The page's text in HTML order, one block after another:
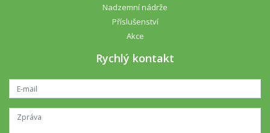
Nadzemní nádrže
Příslušenství
Akce
Rychlý kontakt